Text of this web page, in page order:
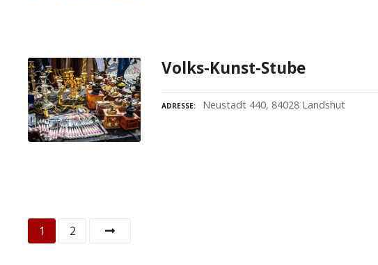
Volks-Kunst-Stube
ADRESSE Neustadt 440, 84028 Landshut
P1 2